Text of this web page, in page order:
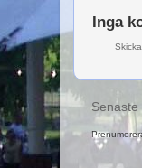
Inga
Senaste